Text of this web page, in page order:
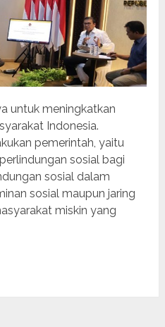
untuk meningkatkan
Indonesia.
pemerintah, yaitu
sosial bagi
sosial dalam
sosial maupun jaring
miskin yang